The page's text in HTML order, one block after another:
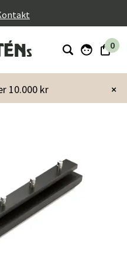
0
×
10.000 kr72 cm Svart Ek